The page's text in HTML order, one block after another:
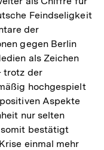
Feindseligkeit
der
gegen Berlin
als Zeichen
trotz der
hochgespielt
Aspekte
nur selten
bestätigt
einmal mehr